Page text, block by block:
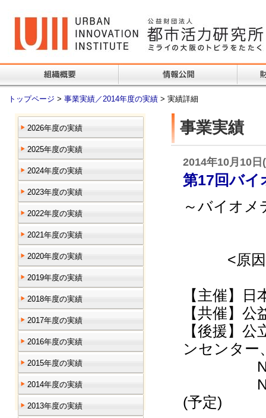
トップページ > 事業実績／2014年度の実績 > 実績詳細
2026年度の実績
2025年度の実績
2024年度の実績
2023年度の実績
2022年度の実績
2021年度の実績
2020年度の実績
2019年度の実績
2018年度の実績
2017年度の実績
2016年度の実績
2015年度の実績
2014年度の実績
2013年度の実績
事業実績
2014年10月10日
第17回バイ
～バイオ
<原因・
【主催】
【共催】
【後援】
ンセンター
NPO法
NPO法
(予定)